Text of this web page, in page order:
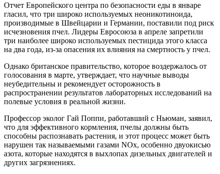
Отчет Европейского центра по безопасности еды в январе
гласил, что три широко используемых неоникотиноида,
производимые в Швейцарии и Германии, поставили под риск
исчезновения пчел. Лидеры Евросоюза в апреле запретили
три наиболее широко используемых пестицида этого класса
на два года, из-за опасения их влияния на смертность у пчел.
Однако британское правительство, которое воздержалось от
голосования в марте, утверждает, что научные выводы
неубедительны и рекомендует осторожность в
распространении результатов лабораторных исследований на
полевые условия в реальной жизни.
Профессор эколог Гай Поппи, работавший с Ньюман, заявил,
что для эффективного кормления, пчелы должны быть
способны распознавать растения, и этот процесс может быть
нарушен так называемыми газами NOx, особенно двуокисью
азота, которые находятся в выхлопах дизельных двигателей и
других загрязнениях.